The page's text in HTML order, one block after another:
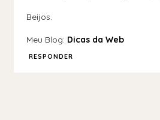
Beijos.
Meu Blog: Dicas da Web
RESPONDER